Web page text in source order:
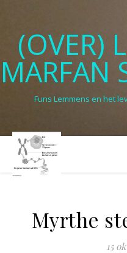
(OVER)
MARFAN
Funs Lemmens en het
Myrthe
15